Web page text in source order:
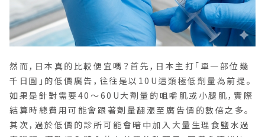
然而，日本真的比較便宜嗎？首先，日本主打「單一部位幾
千日圓」的低價廣告，往往是以10U這類極低劑量為前提。
如果是針對需要40〜60U大劑量的咀嚼肌或小腿肌，實際
結算時總費用可能會跟著劑量翻漲至廣告價的數倍之多。
其次，過於低價的診所可能會暗中加入大量生理食鹽水過